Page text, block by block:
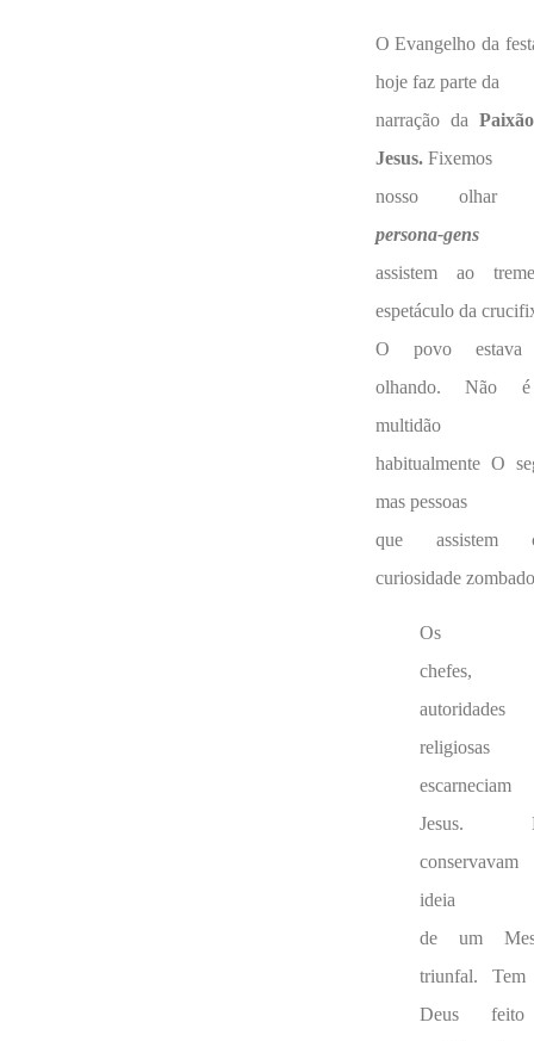
O Evangelho da
hoje faz parte da
narração da
Jesus.Fixemos
nosso olhar
persona-gens
assistem ao
espetáculo da
O povo
olhando. Não
multidão
habitualmente O
mas pessoas
que assistem
curiosidade
Os
chefes,
autoridades
religiosas
Jesus.
ideia
de um
triunfal.
Deus